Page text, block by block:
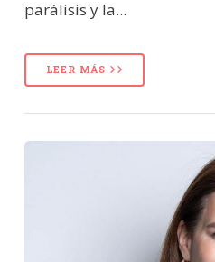
parálisis y la...
LEER MÁS